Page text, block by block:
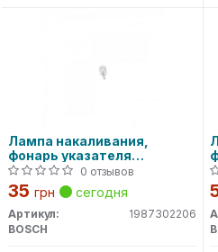
Лампа накаливания,
фонарь указателя
поворота BOSCH
0 отзывов
35 грн сегодня
Артикул:
1987302206
BOSCH